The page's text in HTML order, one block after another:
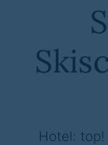
Hotel: